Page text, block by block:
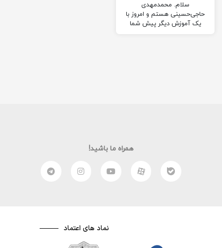
سلام. محمدمهدی
حاجی‌حسینی هستم و امروز با
یک آموزش دیگر پیش شما
همراه ما باشید!
نماد های اعتماد